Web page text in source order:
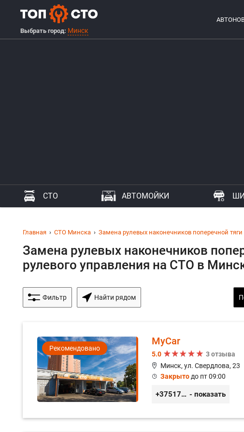
Выбрать город: Минск
СТО АВТОМОЙКИ
Главная СТО Минска Замена рулевых наконечников поперечной тяги
Замена рулевых наконечников
рулевого управления на СТО в
Фильтр Найти рядом
Рекомендовано
MyCar
5.0
3 отзыва
Минск, ул. Свердлова, 23
Закрытодо пт 09:00
+375173212443 - показать